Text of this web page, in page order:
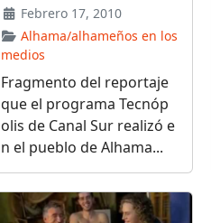
Febrero 17, 2010
Alhama/alhameños en los
medios
Fragmento del reportaje
que el programa Tecnóp
olis de Canal Sur realizó e
n el pueblo de Alhama...